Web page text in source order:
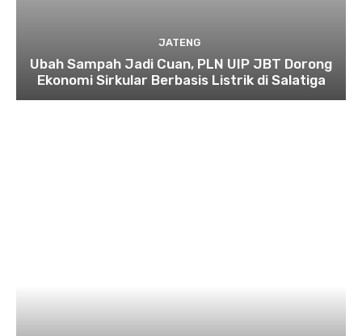
JATENG
Ubah Sampah Jadi Cuan, PLN UIP JBT Dorong
Ekonomi Sirkular Berbasis Listrik di Salatiga